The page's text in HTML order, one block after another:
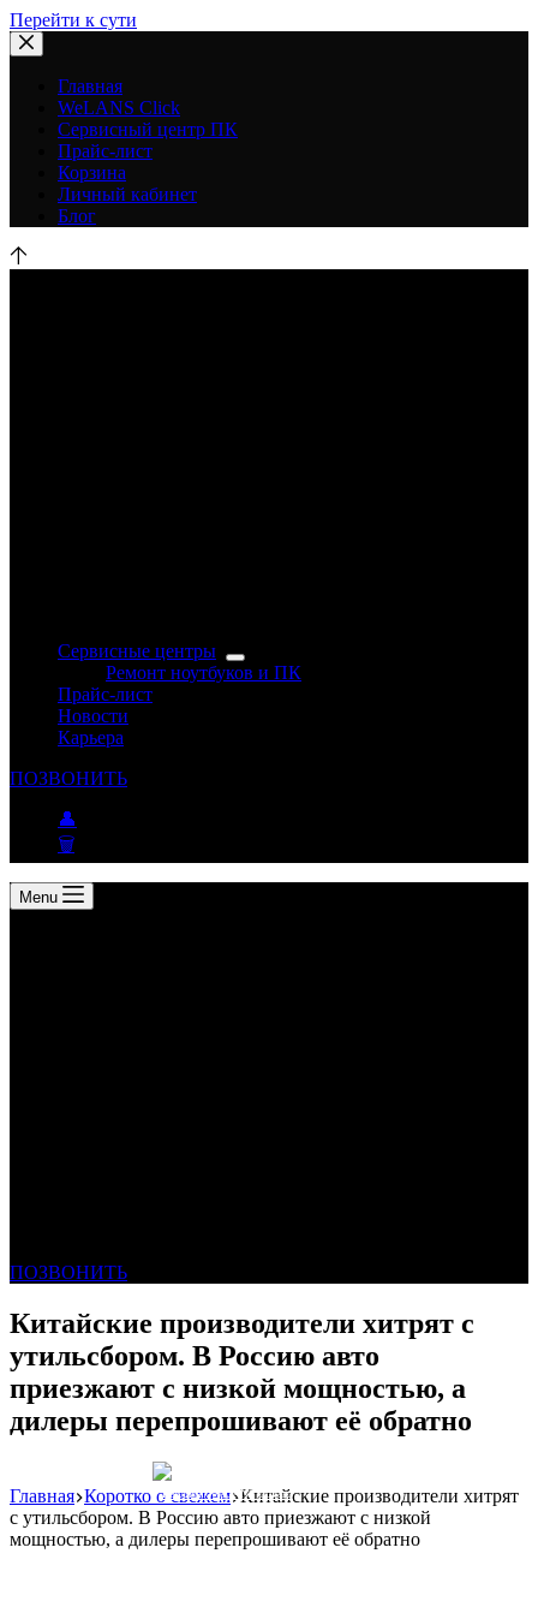
Перейти к сути
Главная
WeLANS Click
Сервисный центр ПК
Прайс-лист
Корзина
Личный кабинет
Блог
Сервисные центры
Ремонт ноутбуков и ПК
Прайс-лист
Новости
Карьера
ПОЗВОНИТЬ
👤
🗑
Menu
ПОЗВОНИТЬ
Китайские производители хитрят с
утильсбором. В Россию авто
приезжают с низкой мощностью, а
дилеры перепрошивают её обратно
Реклама: WeLANS облако
Главная Коротко о свежем Китайские производители хитрят
с утильсбором. В Россию авто приезжают с низкой
мощностью, а дилеры перепрошивают её обратно